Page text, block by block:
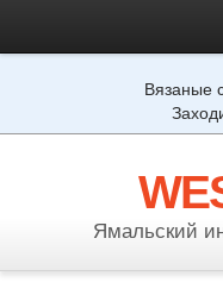
Вязаные
Ямальский